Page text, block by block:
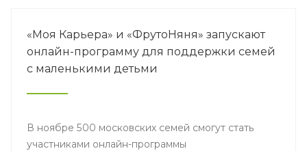
«Моя Карьера» и «ФрутоНяня» запускают
онлайн-программу для поддержки семей
с маленькими детьми
В ноябре 500 московских семей смогут стать
участниками онлайн-программы